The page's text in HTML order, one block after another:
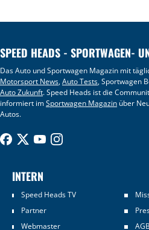
SPEED HEADS - SPORTWAGEN-
Das Auto und Sportwagen Magazin mit
Motorsport News,Auto Tests, Sportwagen
Auto Zukunft. Speed Heads ist die
informiert imSportwagen Magazin über
Autos.
INTERN
Speed Heads TV
Partner
Webmaster
AGB